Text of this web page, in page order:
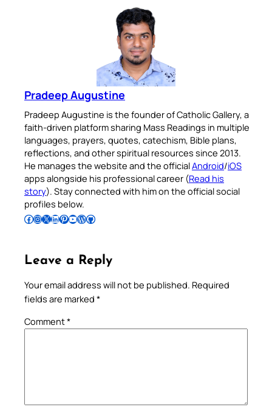
Pradeep Augustine
Pradeep Augustine is the founder of Catholic Gallery, a
faith-driven platform sharing Mass Readings in multiple
languages, prayers, quotes, catechism, Bible plans,
reflections, and other spiritual resources since 2013.
He manages the website and the officialAndroid/iOS
apps alongside his professional career (Read his
story). Stay connected with him on the official social
profiles below.
Follow Pradeep on Facebook Follow Pradeep on InstagramFollow Pradeep on X Follow Pradeep on LinkedIn Follow Pradeep on Pinterest Subscribe to Pradeep’s Youtube Channel Follow Pradeep on WordPress Follow Pradeep on GitHub
Leave a Reply
Your email address will not be published. Required
fields are marked *
Comment*